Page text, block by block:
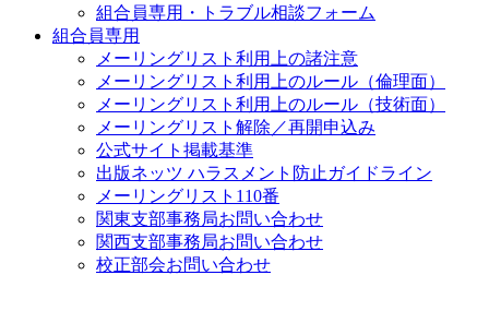
組合員専用・トラブル相談フォーム
組合員専用
メーリングリスト利用上の諸注意
メーリングリスト利用上のルール（倫理面）
メーリングリスト利用上のルール（技術面）
メーリングリスト解除／再開申込み
公式サイト掲載基準
出版ネッツ ハラスメント防止ガイドライン
メーリングリスト110番
関東支部事務局お問い合わせ
関西支部事務局お問い合わせ
校正部会お問い合わせ